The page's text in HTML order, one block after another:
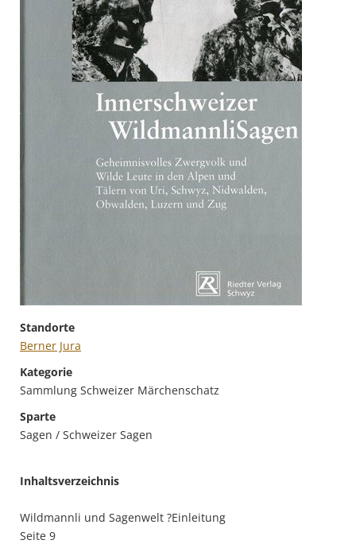
Standorte
Berner Jura
Kategorie
Sammlung Schweizer Märchenschatz
Sparte
Sagen / Schweizer Sagen
Inhaltsverzeichnis
Wildmannli und Sagenwelt ?Einleitung
Seite 9